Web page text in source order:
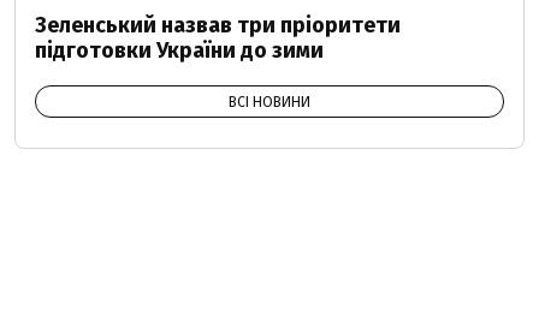
Зеленський назвав три пріоритети
підготовки України до зими
ВСІ НОВИНИ